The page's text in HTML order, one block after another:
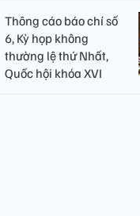
Thông cáo báo chí số
6, Kỳ họp không
thường lệ thứ Nhất,
Quốc hội khóa XVI